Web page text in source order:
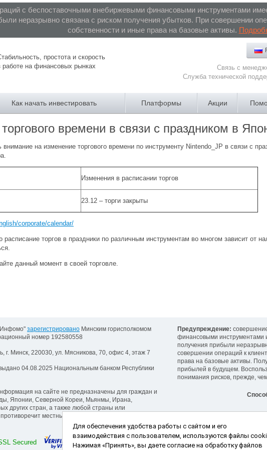
с беспоставочными внебиржевыми финансовыми инструментами
неразрывно связана с риском получения убытков. При совершении
собственности и иные права на базовые активы.
Club
простота и скорость
работе на финансовых рынках
Связь с
Служба технической
Как начать инвестировать Платформы Акции
времени в связи с праздником в
внимание на изменение торгового времени по инструменту Nintendo_JP в связи с
Изменения в расписании торгов
23.12 – торги закрыты
corporate/calendar/
торгов в праздники по различным инструментам во многом зависит от
данный момент в своей торговле.
зарегистрировано Минским горисполкомом
номер 192580558
г. Минск, 220030, ул. Мясникова, 70, офис 4, этаж 7
04.08.2025 Национальным банком Республики
на сайте не предназначены для граждан и
Японии, Северной Кореи, Мьянмы, Ирана,
других стран, а также любой страны или
местным законам или постановлениям.
Secured
Предупреждение:
финансовыми инструментами
получения прибыли
совершении операций к
права на базовые активы.
прибылей в будущем.
понимания рисков, прежде,
Для обеспечения удобства работы с сайтом и его
взаимодействия с пользователем, используются файлы
Нажимая «Принять», вы даете согласие на обработку файлов